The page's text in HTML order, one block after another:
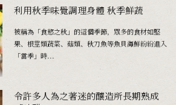
利用秋季味覺調理身體 秋季鮮蔬
被稱為「食慾之秋」的這個季節，眾多的食材如堅
果、根莖類蔬菜、菇類、秋刀魚等魚貝海鮮紛紛進入
「當季」時...
令許多人為之著迷的釀造所長期熟成